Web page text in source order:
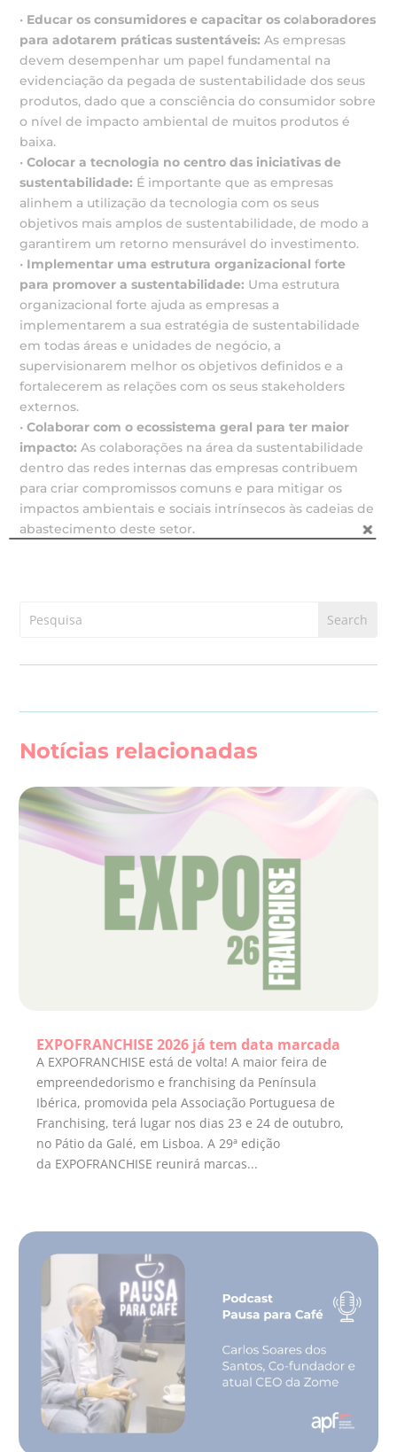
• Educar os consumidores e capacitar os colaboradores
para adotarem práticas sustentáveis: As empresas
devem desempenhar um papel fundamental na
evidenciação da pegada de sustentabilidade dos seus
produtos, dado que a consciência do consumidor sobre
o nível de impacto ambiental de muitos produtos é
baixa.
•Colocar a tecnologia no centro das iniciativas de
sustentabilidade: É importante que as empresas
alinhem a utilização da tecnologia com os seus
objetivos mais amplos de sustentabilidade, de modo a
garantirem um retorno mensurável do investimento.
• Implementar uma estrutura organizacional forte
para promover a sustentabilidade: Uma estrutura
organizacional forte ajuda as empresas a
implementarem a sua estratégia de sustentabilidade
em todas áreas e unidades de negócio, a
supervisionarem melhor os objetivos definidos e a
fortalecerem as relações com os seus stakeholders
externos.
•Colaborar com o ecossistema geral para ter maior
impacto: As colaborações na área da sustentabilidade
dentro das redes internas das empresas contribuem
para criar compromissos comuns e para mitigar os
impactos ambientais e sociais intrínsecos às cadeias de
abastecimento deste setor.
Notícias relacionadas
EXPOFRANCHISE 2026 já tem data marcada
A EXPOFRANCHISE está de volta! A maior feira de
empreendedorismo e franchising da Península
Ibérica, promovida pela Associação Portuguesa de
Franchising, terá lugar nos dias 23 e 24 de outubro,
no Pátio da Galé, em Lisboa. A 29ª edição
da EXPOFRANCHISE reunirá marcas...